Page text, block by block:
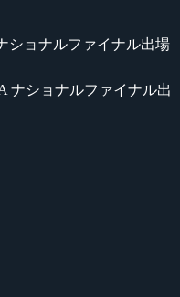
ショナルファイナル出場
ナショナルファイナル出